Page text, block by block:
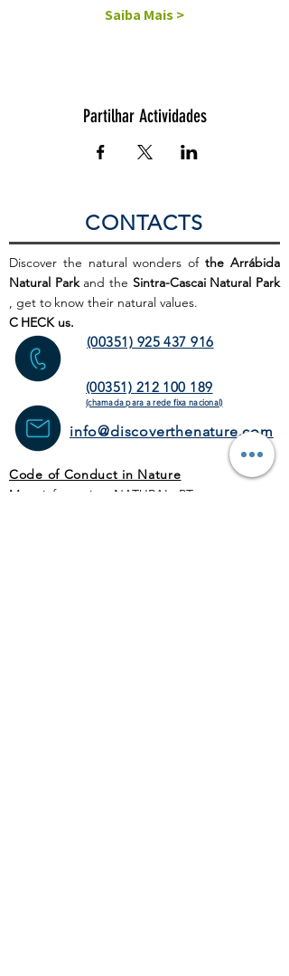
Saiba Mais >
Partilhar Actividades
CONTACTS
Discover the natural wonders ofthe Arrábida
Natural Parkand the Sintra-Cascai Natural Park
, get to know their natural values.
C HECK us.
(00351) 925 437 916
(00351) 212 100 189
(chamada para a rede fixa nacional)
info@discoverthenature.com
Code of Conduct in Nature
More information:
NATURAL .PT